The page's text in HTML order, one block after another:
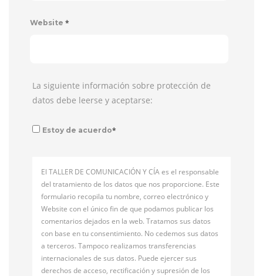
Website *
La siguiente información sobre protección de
datos debe leerse y aceptarse:
Estoy de acuerdo*
El TALLER DE COMUNICACIÓN Y CÍA es el responsable
del tratamiento de los datos que nos proporcione. Este
formulario recopila tu nombre, correo electrónico y
Website con el único fin de que podamos publicar los
comentarios dejados en la web. Tratamos sus datos
con base en tu consentimiento. No cedemos sus datos
a terceros. Tampoco realizamos transferencias
internacionales de sus datos. Puede ejercer sus
derechos de acceso, rectificación y supresión de los